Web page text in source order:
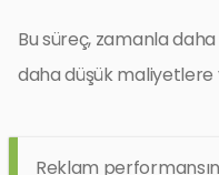
Bu süreç, zamanla
daha düşük maliyetlere
Reklam